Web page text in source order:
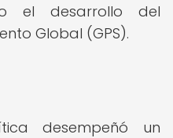
el desarrollo del
Global (GPS).
desempeñó un